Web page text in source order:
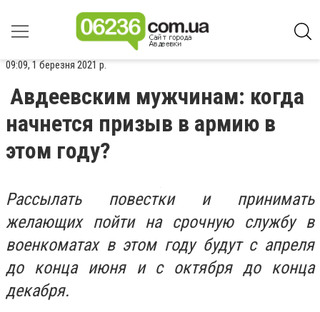
09:09, 1 березня 2021 р.
Авдеевским мужчинам: когда
начнется призыв в армию в
этом году?
Рассылать повестки и принимать
желающих пойти на срочную службу в
военкоматах в этом году будут с апреля
до конца июня и с октября до конца
декабря.